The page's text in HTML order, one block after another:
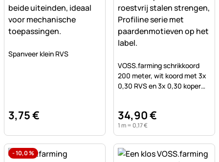
Nog geen beoordelingen geplaatst
Spanveer klein RVS
3,75€
VOSS.farming schrikkoord
200 meter, wit koord met 3x
0,30 RVS en 3x 0,30 koper
34,90€
1 m = 0,17€
-10,0%